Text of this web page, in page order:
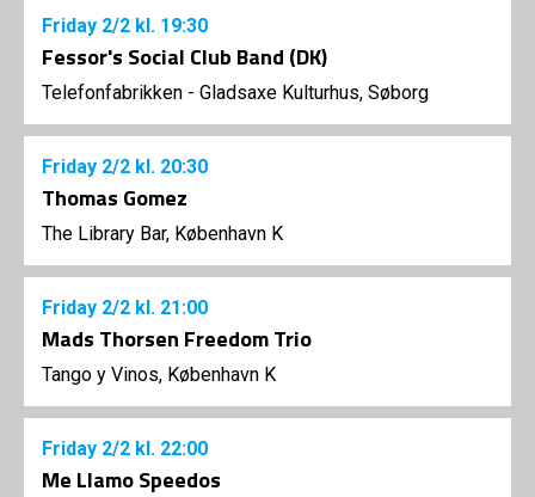
Friday 2/2 kl. 19:30
Fessor's Social Club Band (DK)
Telefonfabrikken - Gladsaxe Kulturhus, Søborg
Friday 2/2 kl. 20:30
Thomas Gomez
The Library Bar, København K
Friday 2/2 kl. 21:00
Mads Thorsen Freedom Trio
Tango y Vinos, København K
Friday 2/2 kl. 22:00
Me Llamo Speedos